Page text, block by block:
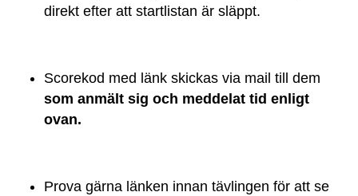
direkt efter att startlistan är släppt.
Scorekod med länk skickas via mail till dem
som anmält sig och meddelat tid enligt
ovan.
Prova gärna länken innan tävlingen för att se